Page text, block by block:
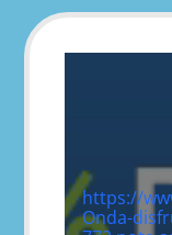
https://
Onda-